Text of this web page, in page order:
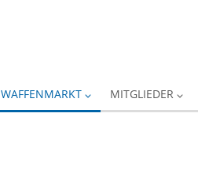
WAFFENMARKT MITGLIEDER